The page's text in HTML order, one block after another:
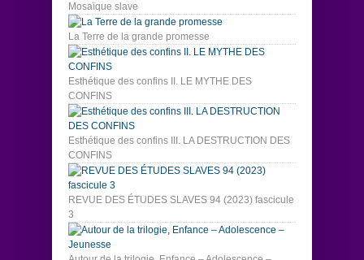
Mosaïque slave
La Terre de la grande promesse
Esthétique des confins II. LE MYTHE DES
CONFINS
Esthétique des confins III. LA DESTRUCTION DES
CONFINS
REVUE DES ÉTUDES SLAVES 94 (2023) fascicule
3